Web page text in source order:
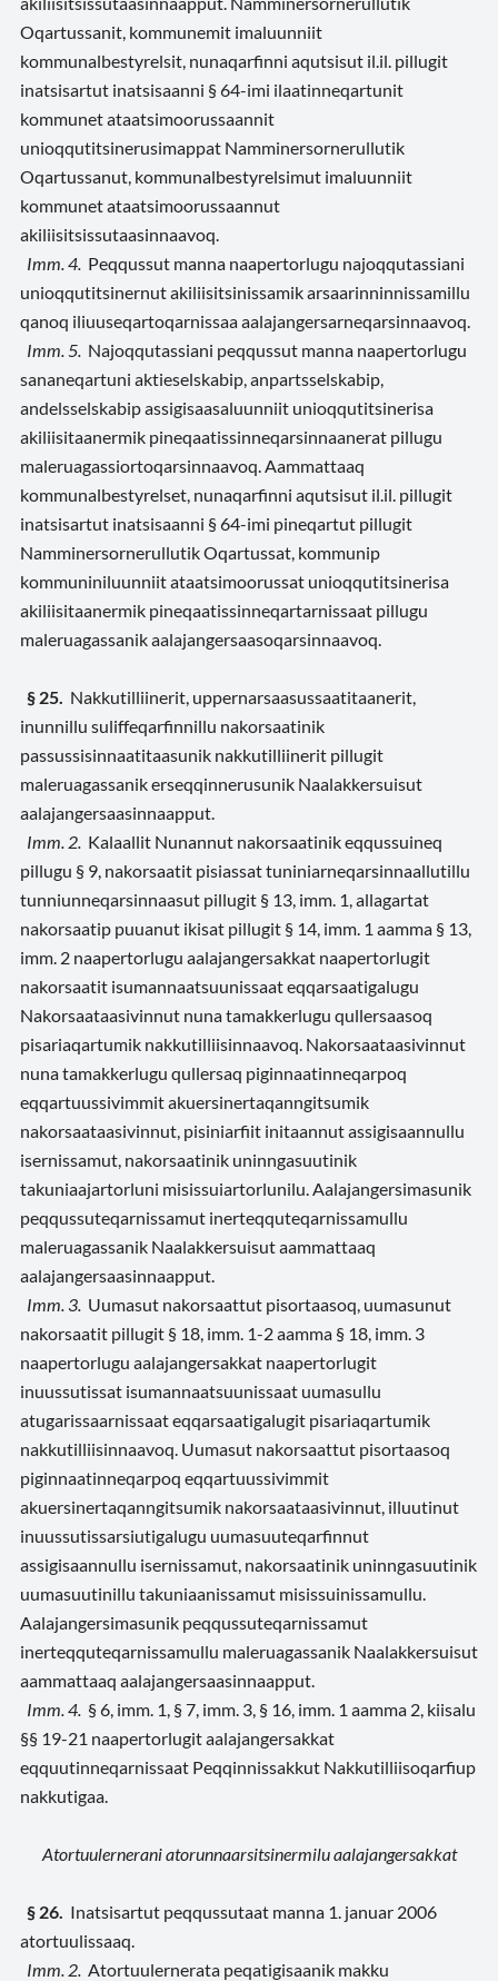
Oqartussanit, kommunemit imaluunniit
kommunalbestyrelsit, nunaqarfinni aqutsisut il.il. pillugit
inatsisartut inatsisaanni § 64-imi ilaatinneqartunit
kommunet ataatsimoorussaannit
unioqqutitsinerusimappat Namminersornerullutik
Oqartussanut, kommunalbestyrelsimut imaluunniit
kommunet ataatsimoorussaannut
akiliisitsissutaasinnaavoq.
Imm. 4. Peqqussut manna naapertorlugu najoqqutassiani
unioqqutitsinernut akiliisitsinissamik arsaarinninnissamillu
qanoq iliuuseqartoqarnissaa aalajangersarneqarsinnaavoq.
Imm. 5. Najoqqutassiani peqqussut manna naapertorlugu
sananeqartuni aktieselskabip, anpartsselskabip,
andelsselskabip assigisaasaluunniit unioqqutitsinerisa
akiliisitaanermik pineqaatissinneqarsinnaanerat pillugu
maleruagassiortoqarsinnaavoq. Aammattaaq
kommunalbestyrelset, nunaqarfinni aqutsisut il.il. pillugit
inatsisartut inatsisaanni § 64-imi pineqartut pillugit
Namminersornerullutik Oqartussat, kommunip
kommuniniluunniit ataatsimoorussat unioqqutitsinerisa
akiliisitaanermik pineqaatissinneqartarnissaat pillugu
maleruagassanik aalajangersaasoqarsinnaavoq.
§ 25. Nakkutilliinerit, uppernarsaasussaatitaanerit,
inunnillu suliffeqarfinnillu nakorsaatinik
passussisinnaatitaasunik nakkutilliinerit pillugit
maleruagassanik erseqqinnerusunik Naalakkersuisut
aalajangersaasinnaapput.
Imm. 2. Kalaallit Nunannut nakorsaatinik eqqussuineq
pillugu § 9, nakorsaatit pisiassat tuniniarneqarsinnaallutillu
tunniunneqarsinnaasut pillugit § 13, imm. 1, allagartat
nakorsaatip puuanut ikisat pillugit § 14, imm. 1 aamma § 13,
imm. 2 naapertorlugu aalajangersakkat naapertorlugit
nakorsaatit isumannaatsuunissaat eqqarsaatigalugu
Nakorsaataasivinnut nuna tamakkerlugu qullersaasoq
pisariaqartumik nakkutilliisinnaavoq. Nakorsaataasivinnut
nuna tamakkerlugu qullersaq piginnaatinneqarpoq
eqqartuussivimmit akuersinertaqanngitsumik
nakorsaataasivinnut, pisiniarfiit initaannut assigisaannullu
isernissamut, nakorsaatinik uninngasuutinik
takuniaajartorluni misissuiartorlunilu. Aalajangersimasunik
peqqussuteqarnissamut inerteqquteqarnissamullu
maleruagassanik Naalakkersuisut aammattaaq
aalajangersaasinnaapput.
Imm. 3. Uumasut nakorsaattut pisortaasoq, uumasunut
nakorsaatit pillugit § 18, imm. 1-2 aamma § 18, imm. 3
naapertorlugu aalajangersakkat naapertorlugit
inuussutissat isumannaatsuunissaat uumasullu
atugarissaarnissaat eqqarsaatigalugit pisariaqartumik
nakkutilliisinnaavoq. Uumasut nakorsaattut pisortaasoq
piginnaatinneqarpoq eqqartuussivimmit
akuersinertaqanngitsumik nakorsaataasivinnut, illuutinut
inuussutissarsiutigalugu uumasuuteqarfinnut
assigisaannullu isernissamut, nakorsaatinik uninngasuutinik
uumasuutinillu takuniaanissamut misissuinissamullu.
Aalajangersimasunik peqqussuteqarnissamut
inerteqquteqarnissamullu maleruagassanik Naalakkersuisut
aammattaaq aalajangersaasinnaapput.
Imm. 4. § 6, imm. 1, § 7, imm. 3, § 16, imm. 1 aamma 2, kiisalu
§§ 19-21 naapertorlugit aalajangersakkat
eqquutinneqarnissaat Peqqinnissakkut Nakkutilliisoqarfiup
nakkutigaa.
Atortuulernerani atorunnaarsitsinermilu aalajangersakkat
§ 26. Inatsisartut peqqussutaat manna 1. januar 2006
atortuulissaaq.
Imm. 2. Atortuulernerata peqatigisaanik makku